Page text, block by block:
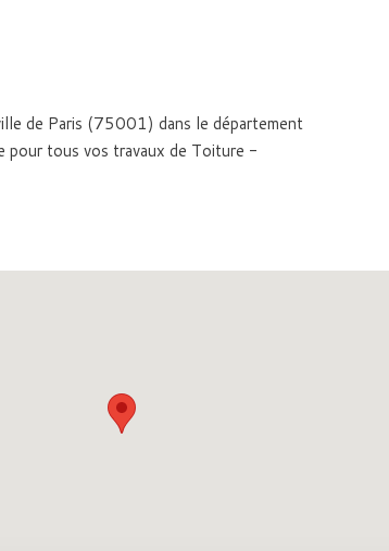
de Paris (75001) dans le département
pour tous vos travaux de Toiture -